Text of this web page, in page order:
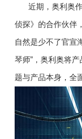
近期，奥利奥作
侦探》的合作伙伴
自然是少不了官宣
琴师”，奥利奥将
题与产品本身，全